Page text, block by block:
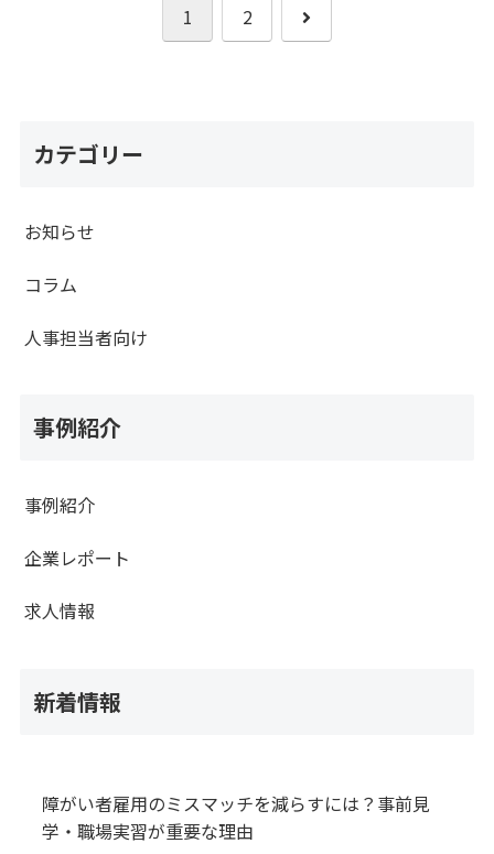
1 2
次
カテゴリー
お知らせ
コラム
人事担当者向け
事例紹介
事例紹介
企業レポート
求人情報
新着情報
障がい者雇用のミスマッチを減らすには？事前見
学・職場実習が重要な理由